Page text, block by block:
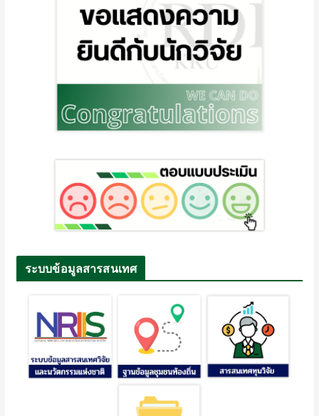
ระบบข้อมูลสารสนเทศ